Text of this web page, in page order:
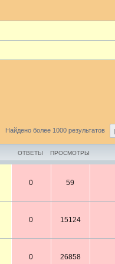
Найдено более 1000 результатов
ОТВЕТЫ ПРОСМОТРЫ
0 59
0 15124
0 26858